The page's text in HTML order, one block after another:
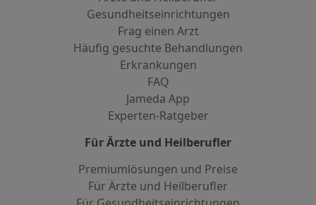
Gesundheitseinrichtungen
Frag einen Arzt
Häufig gesuchte Behandlungen
Erkrankungen
FAQ
Jameda App
Experten-Ratgeber
Für Ärzte und Heilberufler
Premiumlösungen und Preise
Für Ärzte und Heilberufler